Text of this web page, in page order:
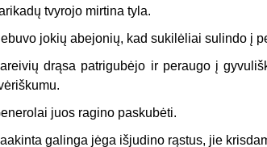
tvyrojo mirtina tyla.
jokių abejonių, kad sukilėliai sulindo į
drąsa patrigubėjo ir peraugo į
juos ragino paskubėti.
galinga jėga išjudino rąstus, jie